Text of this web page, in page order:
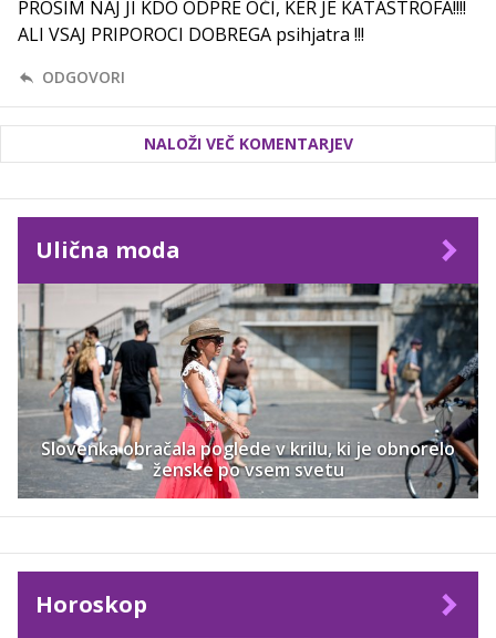
PROSIM NAJ JI KDO ODPRE OĆI, KER JE KATASTROFA!!!!
ALI VSAJ PRIPOROCI DOBREGA psihjatra !!!
ODGOVORI
NALOŽI VEČ KOMENTARJEV
Ulična moda
Slovenka obračala poglede v krilu, ki je obnorelo
ženske po vsem svetu
Horoskop